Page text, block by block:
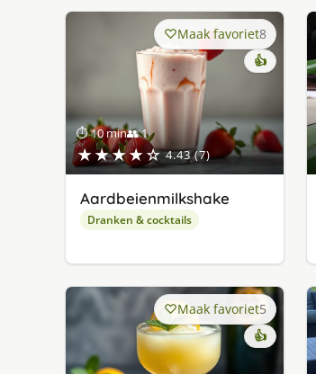
⏱ 10 min👥 1
★★★★☆ 4.43 (7)
Maak favoriet8
👍
Aardbeienmilkshake
Dranken & cocktails
Maak favoriet5
👍